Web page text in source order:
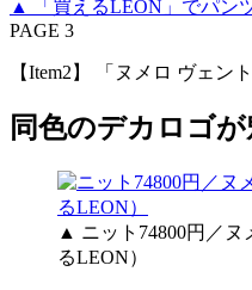
▲ 「買えるLEON」でパン
PAGE 3
【Item2】 「ヌメロ ヴェン
同色のデカロゴ
▲ ニット74800円／ヌ
るLEON）